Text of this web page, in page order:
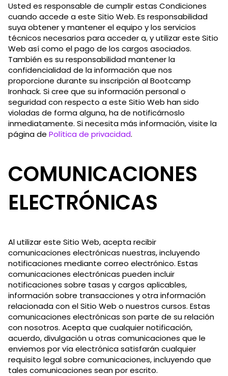
Usted es responsable de cumplir estas Condiciones
cuando accede a este Sitio Web. Es responsabilidad
suya obtener y mantener el equipo y los servicios
técnicos necesarios para acceder a, y utilizar este Sitio
Web así como el pago de los cargos asociados.
También es su responsabilidad mantener la
confidencialidad de la información que nos
proporcione durante su inscripción al Bootcamp
Ironhack. Si cree que su información personal o
seguridad con respecto a este Sitio Web han sido
violadas de forma alguna, ha de notificárnoslo
inmediatamente. Si necesita más información, visite la
página de Política de privacidad.
COMUNICACIONES
ELECTRÓNICAS
Al utilizar este Sitio Web, acepta recibir
comunicaciones electrónicas nuestras, incluyendo
notificaciones mediante correo electrónico. Estas
comunicaciones electrónicas pueden incluir
notificaciones sobre tasas y cargos aplicables,
información sobre transacciones y otra información
relacionada con el Sitio Web o nuestros cursos. Estas
comunicaciones electrónicas son parte de su relación
con nosotros. Acepta que cualquier notificación,
acuerdo, divulgación u otras comunicaciones que le
enviemos por vía electrónica satisfarán cualquier
requisito legal sobre comunicaciones, incluyendo que
tales comunicaciones sean por escrito.